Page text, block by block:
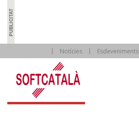
Notícies Esdeveniments